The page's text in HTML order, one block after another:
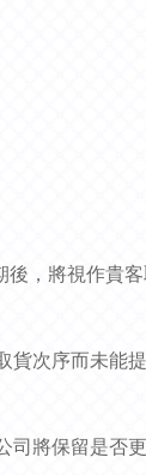
，將視作貴
貨次序而未能
將保留是否更